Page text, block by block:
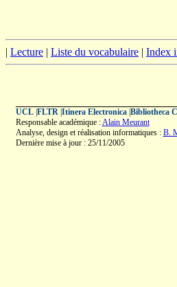
| Lecture | Liste du vocabulaire | Index
UCL| FLTR| Itinera Electronica| Bibliotheca
Responsable académique :Alain Meurant
Analyse, design et réalisation informatiques : B.
Dernière mise à jour : 25/11/2005